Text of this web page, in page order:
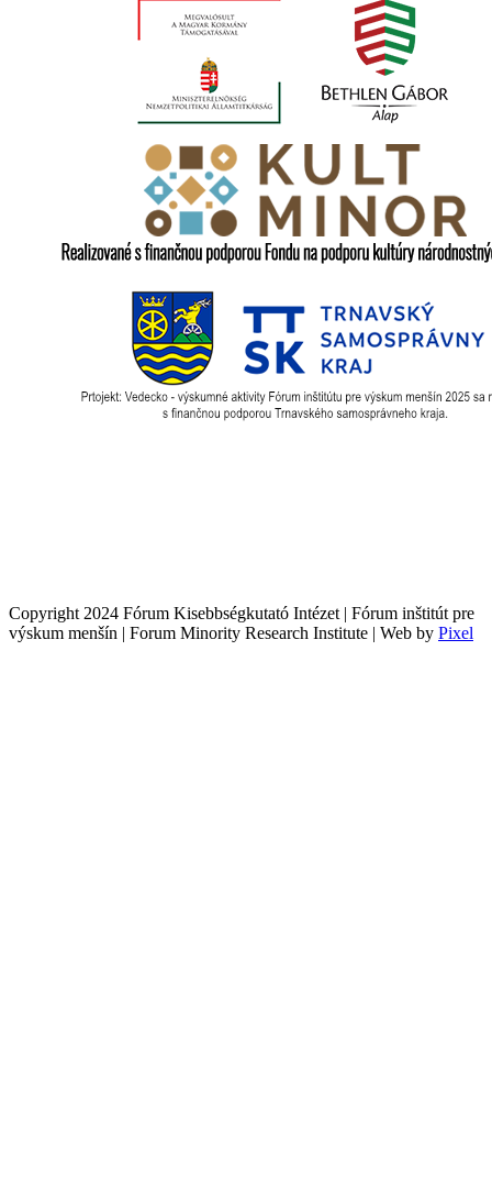
Copyright 2024 Fórum Kisebbségkutató Intézet | Fórum inštitút pre
výskum menšín | Forum Minority Research Institute | Web by Pixel